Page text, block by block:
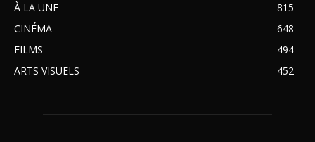
À LA UNE
815
CINÉMA
648
FILMS
494
ARTS VISUELS
452